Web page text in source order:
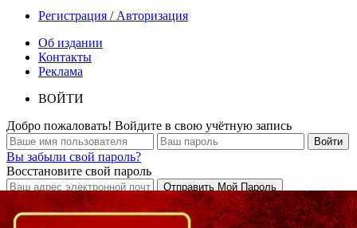
Регистрация / Авторизация
Об издании
Контакты
Реклама
ВОЙТИ
Добро пожаловать! Войдите в свою учётную запись
Вы забыли свой пароль?
Восстановите свой пароль
Кто есть кто в Байкальском регионе